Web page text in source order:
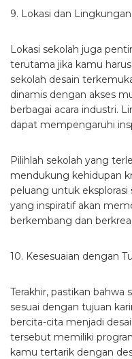
9. Lokasi dan
Lokasi sekolah juga
terutama jika kamu
sekolah desain
dinamis dengan akses
berbagai acara industri.
dapat mempengaruhi
Pilihlah sekolah yang
mendukung kehidupan
peluang untuk
yang inspiratif akan
berkembang dan
10. Kesesuaian dengan
Terakhir, pastikan bahwa
sesuai dengan tujuan
bercita-cita menjadi
tersebut memiliki
kamu tertarik dengan